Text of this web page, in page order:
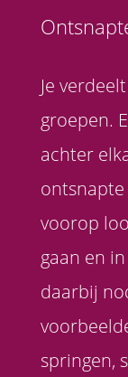
Je
groepen.
achter
ontsnapte
voorop
gaan en
daarbij
springen,